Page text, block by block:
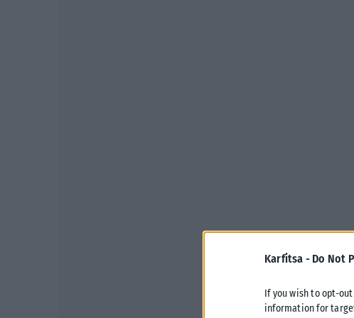
Karfitsa - Do Not
If you wish to opt-
information for